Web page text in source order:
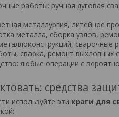
работы: ручная дуговая
металлургия, литейное
металла, сборка узлов,
сварочные
сварка, ремонт выхлопных
любые операции с
средства
используйте эти краги для